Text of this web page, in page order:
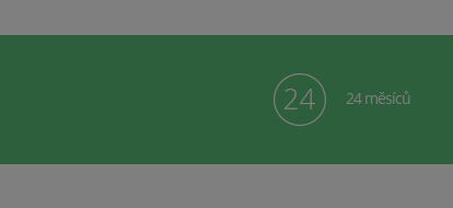
24 měsíců